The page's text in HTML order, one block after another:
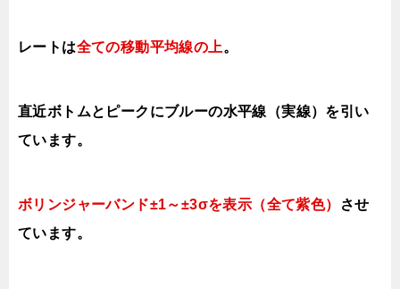
レートは全ての移動平均線の上。
直近ボトムとピークにブルーの水平線（実線）を引い
ています。
ボリンジャーバンド±1～±3σを表示（全て紫色）
させ
ています。